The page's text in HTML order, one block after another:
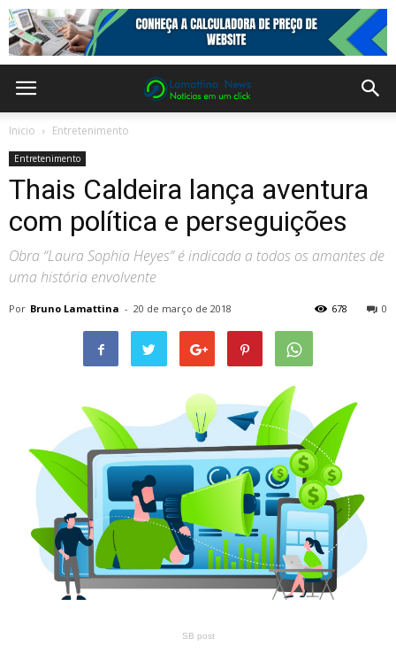
Inicio Entretenimento
Entretenimento
Thais Caldeira lança aventura
com política e perseguições
Obra “Laura Sophia Heyes” é indicada a todos os amantes de
uma história envolvente
Por Bruno Lamattina - 20 de março de 2018 0
678
SB post